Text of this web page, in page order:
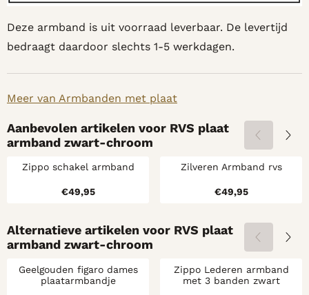
Deze armband is uit voorraad leverbaar. De levertijd
bedraagt daardoor slechts 1-5 werkdagen.
Meer van Armbanden met plaat
Aanbevolen artikelen voor RVS plaat
armband zwart-chroom
Zippo schakel armband
Prijs: 49,95
€49,95
Zilveren Armband rvs
Prijs: 49,95
€49,95
Alternatieve artikelen voor RVS plaat
armband zwart-chroom
Geelgouden figaro dames
plaatarmbandje
Zippo Lederen armband
met 3 banden zwart